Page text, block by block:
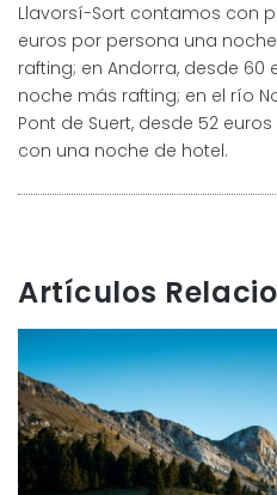
Llavorsí-Sort contamos con
euros por persona una
rafting; en Andorra, desde
noche más rafting; en el río
Pont de Suert, desde 52
con una noche de hotel.
Artículos